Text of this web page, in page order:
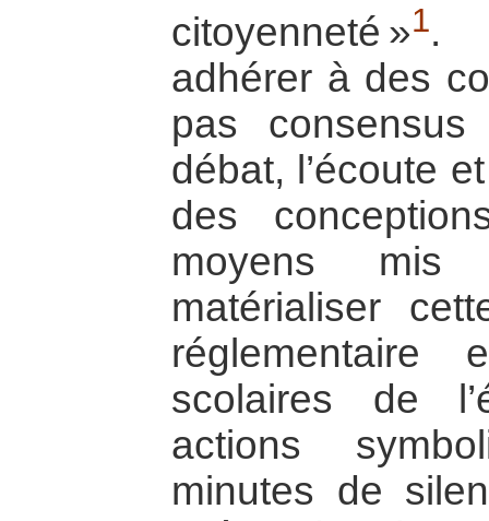
citoyenneté »1.
adhérer à des
pas consensus
débat, l’écoute
des
moyens
matérialiser
réglementaire
scolaires de
actions
minutes de